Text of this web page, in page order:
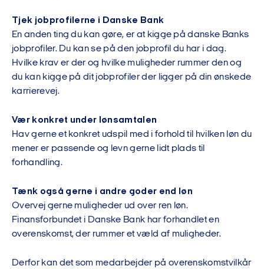
Tjek jobprofilerne i Danske Bank
En anden ting du kan gøre, er at kigge på danske Banks
jobprofiler. Du kan se på den jobprofil du har i dag.
Hvilke krav er der og hvilke muligheder rummer den og
du kan kigge på dit jobprofiler der ligger på din ønskede
karrierevej.
Vær konkret under lønsamtalen
Hav gerne et konkret udspil med i forhold til hvilken løn du
mener er passende og levn gerne lidt plads til
forhandling.
Tænk også gerne i andre goder end løn
Overvej gerne muligheder ud over ren løn.
Finansforbundet i Danske Bank har forhandlet en
overenskomst, der rummer et væld af muligheder.
Derfor kan det som medarbejder på overenskomstvilkår